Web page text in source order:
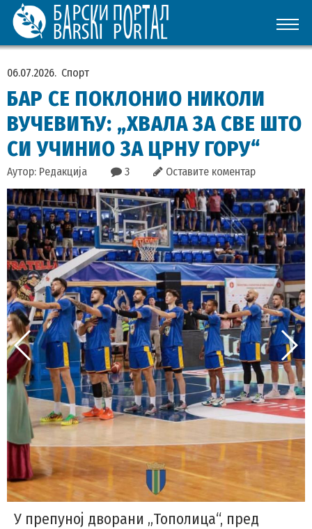
06.07.2026. Спорт
БАР СЕ ПОКЛОНИО НИКОЛИ
ВУЧЕВИЋУ: „ХВАЛА ЗА СВЕ ШТО
СИ УЧИНИО ЗА ЦРНУ ГОРУ“
Аутор: Редакција 3 Оставите коментар
У препуној дворани „Тополица“, пред